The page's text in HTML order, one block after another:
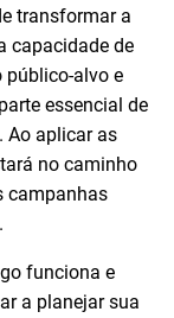
transformar a
capacidade de
público-alvo e
essencial de
Ao aplicar as
no caminho
campanhas
funciona e
a planejar sua